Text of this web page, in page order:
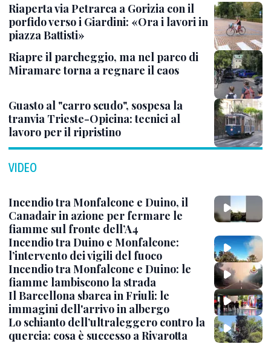
Riaperta via Petrarca a Gorizia con il
porfido verso i Giardini: «Ora i lavori in
piazza Battisti»
Riapre il parcheggio, ma nel parco di
Miramare torna a regnare il caos
Guasto al "carro scudo", sospesa la
tranvia Trieste-Opicina: tecnici al
lavoro per il ripristino
VIDEO
Incendio tra Monfalcone e Duino, il
Canadair in azione per fermare le
fiamme sul fronte dell’A4
Incendio tra Duino e Monfalcone:
l’intervento dei vigili del fuoco
Incendio tra Monfalcone e Duino: le
fiamme lambiscono la strada
Il Barcellona sbarca in Friuli: le
immagini dell'arrivo in albergo
Lo schianto dell’ultraleggero contro la
quercia: cosa è successo a Rivarotta